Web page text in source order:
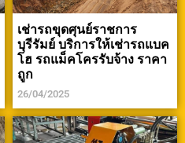
เช่ารถขุดศุนย์ราชการ
บุรีรัมย์ บริการให้เช่ารถแบค
โฮ รถแม็คโครรับจ้าง ราคา
ถูก
26/04/2025